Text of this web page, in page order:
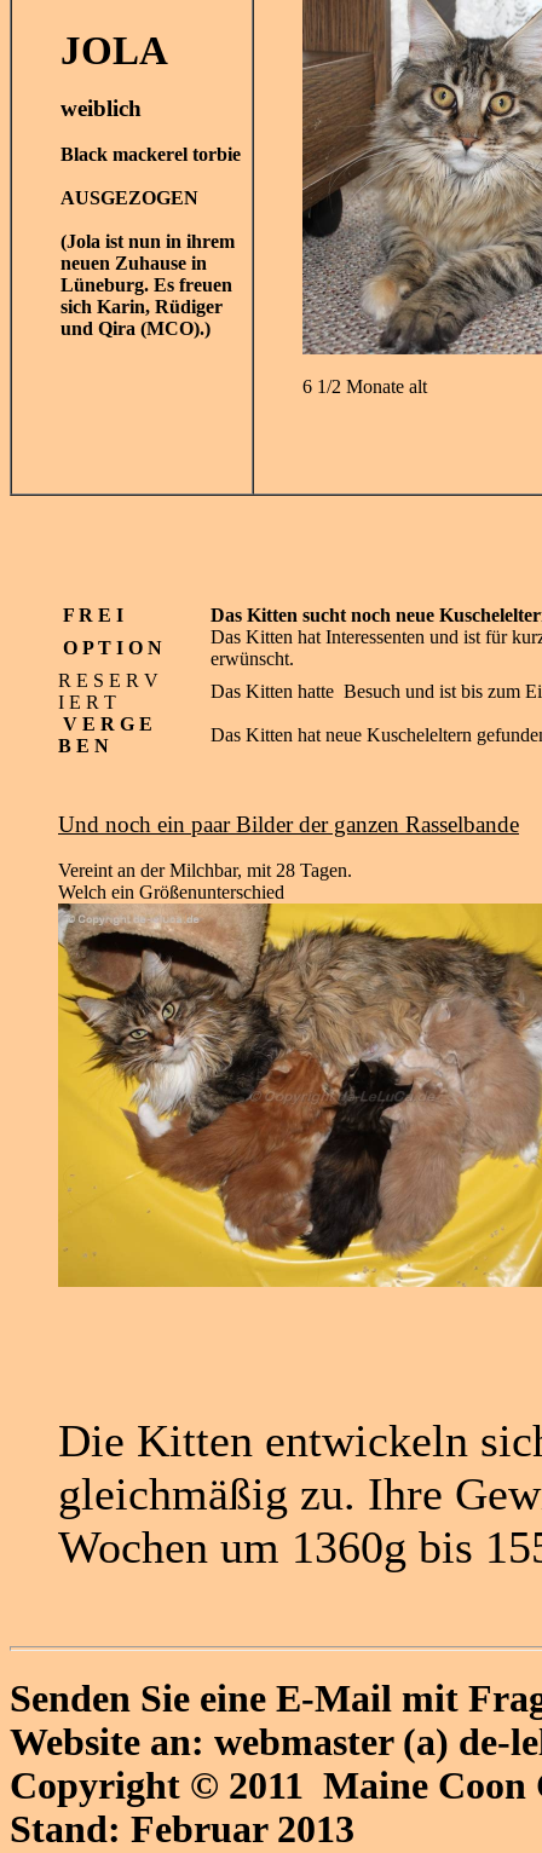
JOLA
weiblich
Black mackerel torbie
AUSGEZOGEN
(Jola ist nun in ihrem
neuen Zuhause in
Lüneburg. Es freuen
sich Karin, Rüdiger
und Qira (MCO).)
6 1/2 Monate alt
F R E I
Das Kitten sucht noch neue
O P T I O N
Das Kitten hat Interessenten und ist für
erwünscht.
R E S E R V
I E R T
Das Kitten hatte Besuch und ist bis zum
V E R G E
B E N
Das Kitten hat neue Kuscheleltern
Und noch ein paar Bilder der ganzen Rasselbande
Vereint an der Milchbar, mit 28 Tagen.
Welch ein Größenunterschied
Die Kitten entwickeln
gleichmäßig zu. Ihre
Wochen um 1360g bis
Senden Sie eine E-Mail mit
Website an: webmaster (a) de-
Copyright © 2011 Maine Coon
Stand: Februar 2013